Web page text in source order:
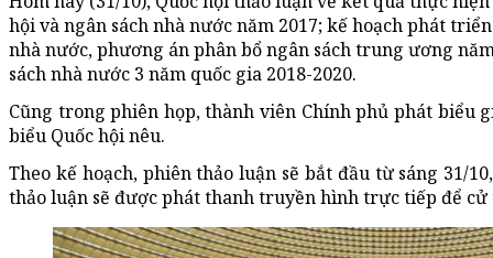
hội và ngân sách nhà nước năm 2017; kế hoạch phát
nhà nước, phương án phân bổ ngân sách trung ương
sách nhà nước 3 năm quốc gia 2018-2020.
Cũng trong phiên họp, thành viên Chính phủ phát biểu
biểu Quốc hội nêu.
Theo kế hoạch, phiên thảo luận sẽ bắt đầu từ sáng 31/
thảo luận sẽ được phát thanh truyền hình trực tiếp để